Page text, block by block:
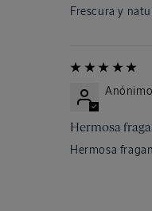
Frescura y
Anónimo
Hermosa
Hermosa